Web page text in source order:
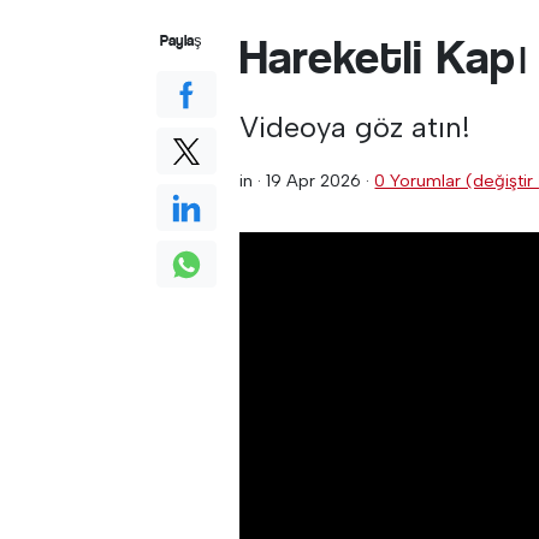
Hareketli Kapı
Videoya göz atın!
in ·19 Apr 2026 ·0 Yorumlar (değiştir
Paylaş